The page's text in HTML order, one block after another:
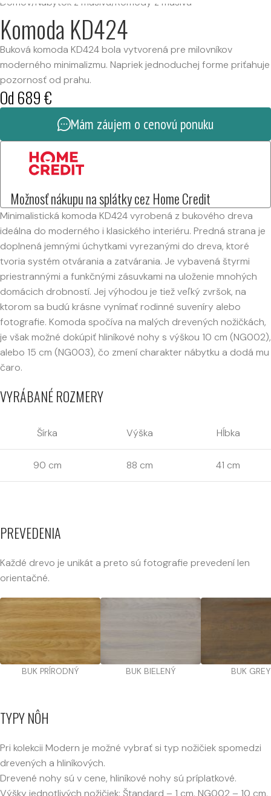
Komoda KD424
Buková komoda KD424 bola vytvorená pre milovníkov
moderného minimalizmu. Napriek jednoduchej forme priťahuje
pozornosť od prahu.
Od 689€
Mám záujem o cenovú ponuku
Možnosť nákupu na splátky cez Home Credit
Minimalistická komoda KD424 vyrobená z bukového dreva
ideálna do moderného i klasického interiéru. Predná strana je
doplnená jemnými úchytkami vyrezanými do dreva, ktoré
tvoria systém otvárania a zatvárania. Je vybavená štyrmi
priestrannými a funkčnými zásuvkami na uloženie mnohých
domácich drobností. Jej výhodou je tiež veľký zvršok, na
ktorom sa budú krásne vynímať rodinné suveníry alebo
fotografie. Komoda spočíva na malých drevených nožičkách,
je však možné dokúpiť hliníkové nohy s výškou 10 cm (NG002),
alebo 15 cm (NG003), čo zmení charakter nábytku a dodá mu
čaro.
VYRÁBANÉ ROZMERY
Šírka Výška Hĺbka
90 cm 88 cm 41 cm
PREVEDENIA
Každé drevo je unikát a preto sú fotografie prevedení len
orientačné.
BUK PRÍRODNÝ BUK BIELENÝ BUK GREY
TYPY NÔH
Pri kolekcii Modern je možné vybrať si typ nožičiek spomedzi
drevených a hliníkových.
Drevené nohy sú v cene, hliníkové nohy sú príplatkové.
Výšky jednotlivých nožičiek: Štandard – 1 cm, NG002 – 10 cm,